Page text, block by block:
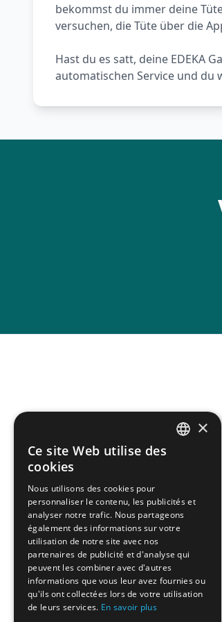
bekommst du immer deine
versuchen, die Tüte über die
Hast du es satt, deine EDEKA
automatischen Service und du
×
Ce site Web utilise des
cookies
Nous utilisons des cookies pour
personnaliser le contenu, les publicités et
analyser notre trafic. Nous partageons
également des informations sur votre
utilisation de notre site avec nos
partenaires de publicité et d'analyse qui
peuvent les combiner avec d'autres
informations que vous leur avez fournies ou
qu'ils ont collectées lors de votre utilisation
de leurs services. En savoir plus